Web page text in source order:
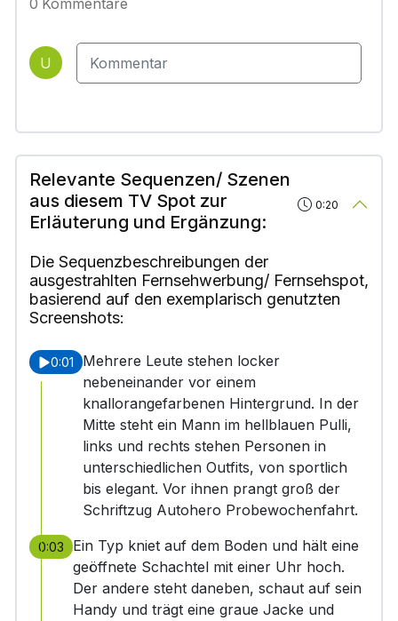
0 Kommentare
U
Relevante Sequenzen/ Szenen
aus diesem TV Spot zur
Erläuterung und Ergänzung:
0:20
Die Sequenzbeschreibungen der
ausgestrahlten Fernsehwerbung/ Fernsehspot,
basierend auf den exemplarisch genutzten
Screenshots:
0:01
Mehrere Leute stehen locker
nebeneinander vor einem
knallorangefarbenen Hintergrund. In der
Mitte steht ein Mann im hellblauen Pulli,
links und rechts stehen Personen in
unterschiedlichen Outfits, von sportlich
bis elegant. Vor ihnen prangt groß der
Schriftzug Autohero Probewochenfahrt.
0:03
Ein Typ kniet auf dem Boden und hält eine
geöffnete Schachtel mit einer Uhr hoch.
Der andere steht daneben, schaut auf sein
Handy und trägt eine graue Jacke und